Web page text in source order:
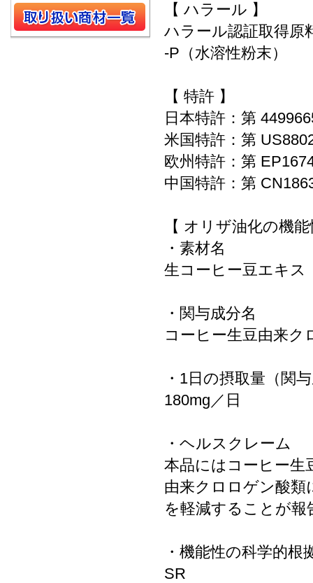
【 ハラール 】
ハラール認証取得原
-P（水溶性粉末）
【 特許 】
日本特許：第
米国特許：第
欧州特許：第
中国特許：第
【 オリザ油化の機
・素材名
生コーヒー豆エキス
・関与成分名
コーヒー生豆由来ク
・1日の摂取量（関
180mg／日
・ヘルスクレーム
本品にはコーヒー生
由来クロロゲン酸類
を軽減することが
・機能性の科学的根
SR